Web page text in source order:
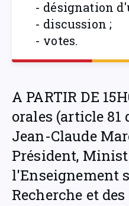
- désignation
- discussion ;
- votes.
A PARTIR DE
orales (article 81
Jean-Claude
Président,
l'Enseignement
Recherche et